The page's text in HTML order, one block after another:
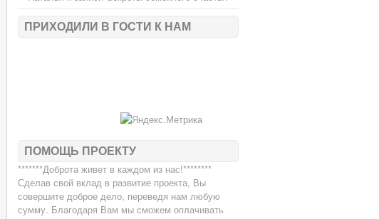
ПРИХОДИЛИ В ГОСТИ К НАМ
ПОМОЩЬ ПРОЕКТУ
*******Доброта живет в каждом из нас!********
Сделав свой вклад в развитие проекта, Вы
совершите доброе дело, переведя нам любую
сумму. Благодаря Вам мы сможем оплачивать